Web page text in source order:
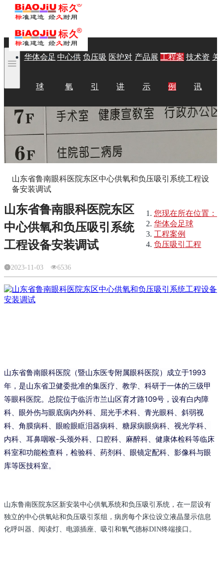
华体会足
球
中心供
氧
负压吸
引
医护对
讲
产品展
示
工程案
例
技术资
讯
山东省鲁南眼科医院东区中心供氧和负压吸引系统工程设
备安装调试
您现在所在位置：
华体会足球
工程案例
负压吸引工程
山东省鲁南眼科医院东区
中心供氧和负压吸引系统
工程设备安装调试
2023-11-03 6536
山东省鲁南眼科医院（暨山东医专附属眼科医院）成立于1993
年，是山东省卫健委批准的集医疗、教学、科研于一体的三级甲
等眼科医院。总院位于临沂市兰山区育才路109号，设有白内障
科、眼外伤与眼底病内外科、屈光手术科、青光眼科、斜弱视
科、角膜病科、眼睑眼眶泪器病科、糖尿病眼病科、视光学科、
内科、耳鼻咽喉-头颈外科、口腔科、麻醉科、健康体检科等临床
科室和功能检查科，检验科、药剂科、眼镜定配科、影像科与眼
库等医技科室。
山东鲁南医院东区新安装中心供氧系统和负压吸引系统，在一层设有
独立的中心供氧站和负压吸引泵组，病房每个床位设立液晶显示信息
化呼叫器、阅读灯、电源插座、吸引和氧气德标DIN终端接口。